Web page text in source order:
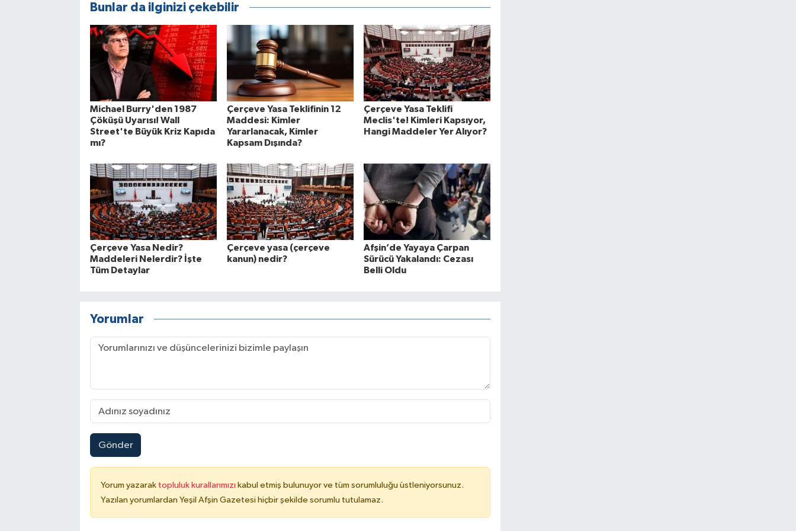
Bunlar da ilginizi çekebilir
Michael Burry'den 1987
Çöküşü Uyarısı! Wall
Street'te Büyük Kriz Kapıda
mı?
Çerçeve Yasa Teklifinin 12
Maddesi: Kimler
Yararlanacak, Kimler
Kapsam Dışında?
Çerçeve Yasa Teklifi
Meclis'te! Kimleri Kapsıyor,
Hangi Maddeler Yer Alıyor?
Çerçeve Yasa Nedir?
Maddeleri Nelerdir? İşte
Tüm Detaylar
Çerçeve yasa (çerçeve
kanun) nedir?
Afşin’de Yayaya Çarpan
Sürücü Yakalandı: Cezası
Belli Oldu
Yorumlar
Gönder
Yorum yazarak topluluk kurallarımızı kabul etmiş bulunuyor ve tüm sorumluluğu üstleniyorsunuz.
Yazılan yorumlardan Yeşil Afşin Gazetesi hiçbir şekilde sorumlu tutulamaz.